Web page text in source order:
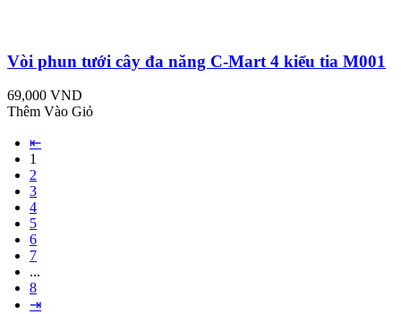
Vòi phun tưới cây đa năng C-Mart 4 kiểu tia M001
69,000 VND
Thêm Vào Giỏ
⇤
1
2
3
4
5
6
7
...
8
⇥